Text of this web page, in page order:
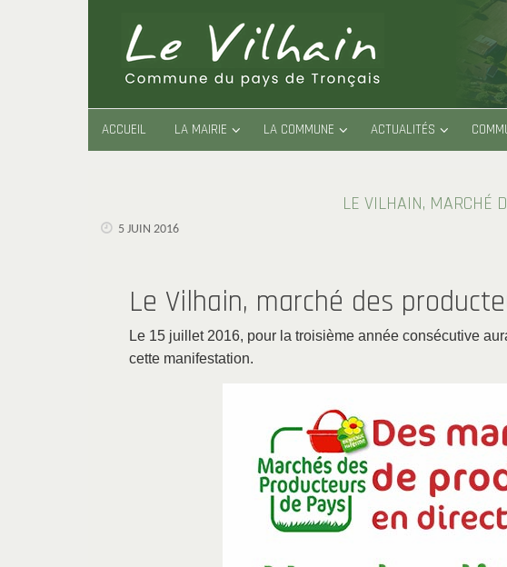
AUACCUEIL LA MAIRIE LA COMMUNE ACTUALITÉS
LE VILHAIN, MARCHÉ
5 JUIN 2016
Le Vilhain, marché des
Le 15 juillet 2016, pour la troisième année consécutive
cette manifestation.